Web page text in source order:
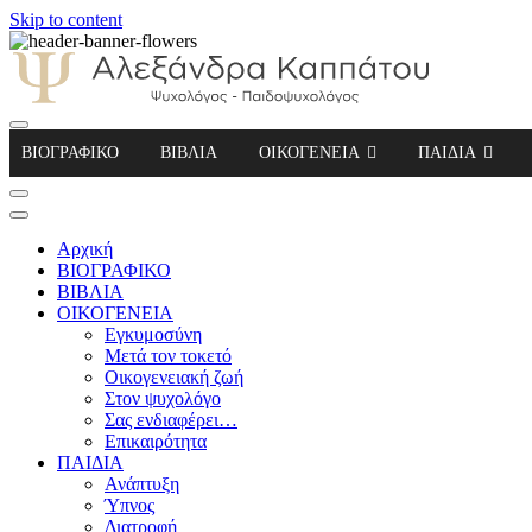
Skip to content
Αλεξάνδρα Καππάτου Ψυχολόγος –
ΒΙΟΓΡΑΦΙΚΟ ΒΙΒΛΙΑ ΟΙΚΟΓΕΝΕΙΑ ΠΑΙΔΙΑ
Αρχική
ΒΙΟΓΡΑΦΙΚΟ
ΒΙΒΛΙΑ
ΟΙΚΟΓΕΝΕΙΑ
Εγκυμοσύνη
Μετά τον τοκετό
Οικογενειακή ζωή
Στον ψυχολόγο
Σας ενδιαφέρει…
Επικαιρότητα
ΠΑΙΔΙΑ
Ανάπτυξη
Ύπνος
Διατροφή